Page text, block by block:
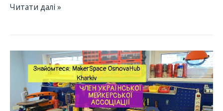
Запис
Вікторією
Феофіловою
Читати далі »